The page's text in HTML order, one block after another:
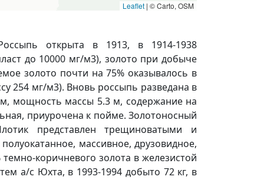
Leaflet | © Carto, OSM
открыта в 1913, в 1914-1938
до 10000 мг/м3), золото при добыче
золото почти на 75% оказывалось в
254 мг/м3). Вновь россыпь разведана в
мощность массы 5.3 м, содержание на
приурочена к пойме. Золотоносный
представлен трещиноватыми и
массивное, друзовидное,
коричневого золота в железистой
а/с Юхта, в 1993-1994 добыто 72 кг, в